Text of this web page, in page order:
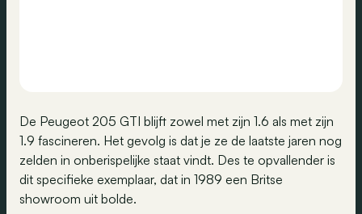
De Peugeot 205 GTI blijft zowel met zijn 1.6 als met zijn
1.9 fascineren. Het gevolg is dat je ze de laatste jaren nog
zelden in onberispelijke staat vindt. Des te opvallender is
dit specifieke exemplaar, dat in 1989 een Britse
showroom uit bolde.